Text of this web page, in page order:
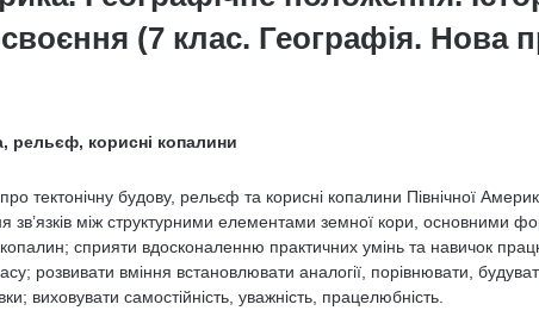
(7 клас. Географія. Нова
рельєф, корисні копалини
тектонічну будову, рельєф та корисні копалини Північної
зв’язків між структурними елементами земної кори, основними
сприяти вдосконаленню практичних умінь та навичок
розвивати вміння встановлювати аналогії, порівнювати,
виховувати самостійність, уважність, працелюбність.